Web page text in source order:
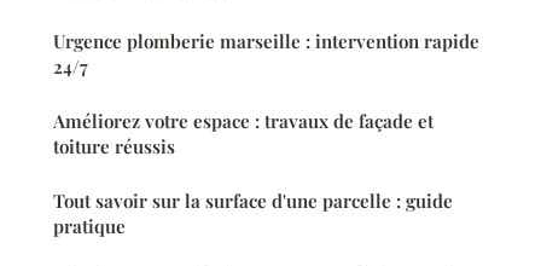
Urgence plomberie marseille : intervention rapide
24/7
Améliorez votre espace : travaux de façade et
toiture réussis
Tout savoir sur la surface d'une parcelle : guide
pratique